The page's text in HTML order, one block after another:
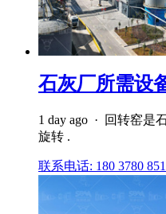
石灰厂所需设
1 day ago · 回转窑是
旋转 .
联系电话: 180 3780